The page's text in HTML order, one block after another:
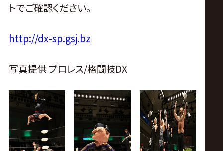
トでご確認ください。
http://dx-sp.gsj.bz
写真提供 プロレス/格闘技DX